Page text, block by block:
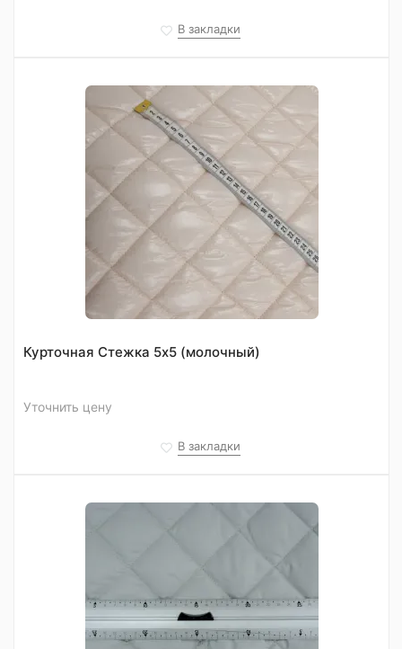
В закладки
Курточная Стежка 5х5 (молочный)
Уточнить цену
В закладки